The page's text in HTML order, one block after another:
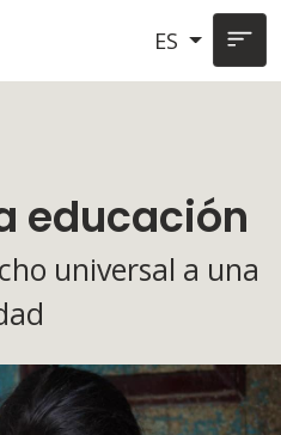
ES
educación
universal a una